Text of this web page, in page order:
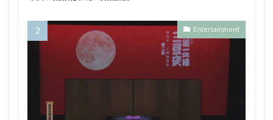
Entertainment